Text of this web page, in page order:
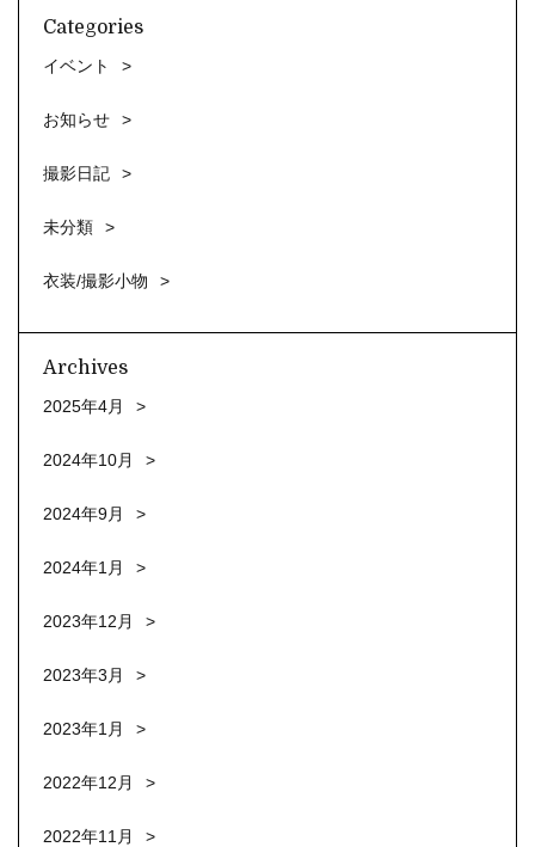
Categories
イベント
お知らせ
撮影日記
未分類
衣装/撮影小物
Archives
2025年4月
2024年10月
2024年9月
2024年1月
2023年12月
2023年3月
2023年1月
2022年12月
2022年11月